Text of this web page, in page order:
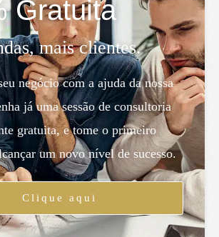
Gratuita
mais clientes.
negócio com a ajuda da nossa
já uma sessão de consultoria
gratuita, e tome o primeiro
um novo nível de sucesso.
Clique aqui